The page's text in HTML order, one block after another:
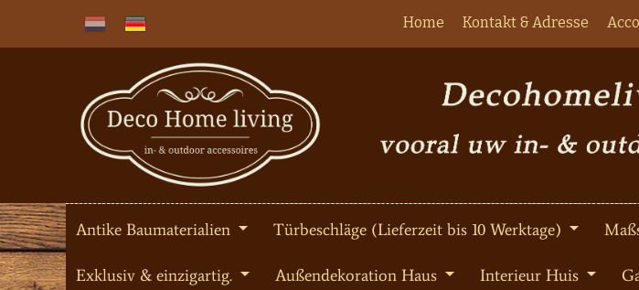
Home Kontakt & Adresse
Antike Baumaterialien Türbeschläge (Lieferzeit bis 10 Werktage)
Exklusiv & einzigartig. Außendekoration Haus Interieur Huis